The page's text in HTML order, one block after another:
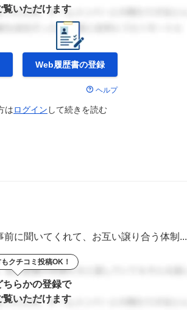
覧いただけます
Web履歴書の登録
ヘルプ
はログイン して続きを読む
に聞いてくれて、お互い譲り合う体制...
クチコミ投稿OK！
ちらかの登録で
覧いただけます